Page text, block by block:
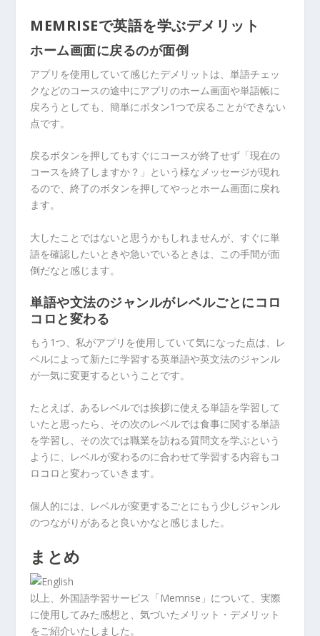
MEMRISEで英語を学ぶデメリット
ホーム画面に戻るのが面倒
アプリを使用していて感じたデメリットは、単語チェッ
クなどのコースの途中にアプリのホーム画面や単語帳に
戻ろうとしても、簡単にボタン1つで戻ることができない
点です。
戻るボタンを押してもすぐにコースが終了せず「現在の
コースを終了しますか？」という様なメッセージが現れ
るので、終了のボタンを押してやっとホーム画面に戻れ
ます。
大したことではないと思うかもしれませんが、すぐに単
語を確認したいときや急いでいるときは、この手間が面
倒だなと感じます。
単語や文法のジャンルがレベルごとにコロ
コロと変わる
もう1つ、私がアプリを使用していて気になった点は、レ
ベルによって新たに学習する英単語や英文法のジャンル
が一気に変更するということです。
たとえば、あるレベルでは挨拶に使える単語を学習して
いたと思ったら、その次のレベルでは食事に関する単語
を学習し、その次では職業を訪ねる質問文を学ぶという
ように、レベルが変わるのに合わせて学習する内容もコ
ロコロと変わっていきます。
個人的には、レベルが変更するごとにもう少しジャンル
のつながりがあると良いかなと感じました。
まとめ
以上、外国語学習サービス「Memrise」について、実際
に使用してみた感想と、気づいたメリット・デメリット
をご紹介いたしました。